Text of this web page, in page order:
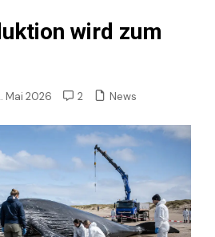
wird zum
Mai 2026 2 News